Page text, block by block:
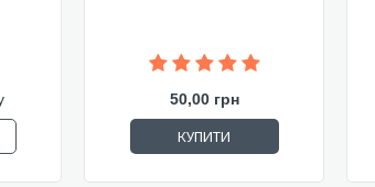
50,00 грн
КУПИТИ